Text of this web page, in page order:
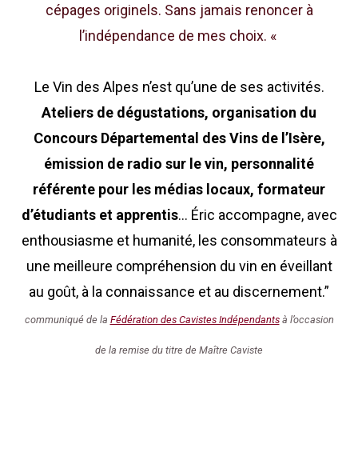
cépages originels. Sans jamais renoncer à
l’indépendance de mes choix. «
Le Vin des Alpes n’est qu’une de ses activités.
Ateliers de dégustations, organisation du
Concours Départemental des Vins de l’Isère,
émission de radio sur le vin, personnalité
référente pour les médias locaux, formateur
d’étudiants et apprentis… Éric accompagne, avec
enthousiasme et humanité, les consommateurs à
une meilleure compréhension du vin en éveillant
au goût, à la connaissance et au discernement.”
communiqué de la Fédération des Cavistes Indépendantsà l’occasion
de la remise du titre de Maître Caviste